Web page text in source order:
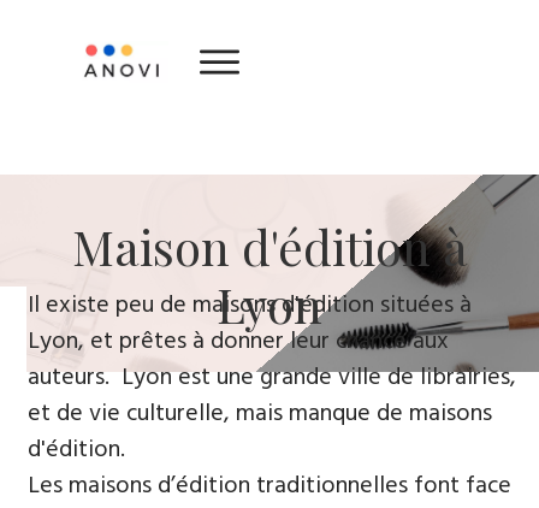
​Maison d'édition ​à
Lyon
​Il existe peu de maisons d'édition situées à
Lyon, et prêtes à donner leur chance aux
auteurs. Lyon est une grande ville de librairies,
et de vie culturelle, mais manque de maisons
d'édition.
Les maisons d’édition traditionnelles font face